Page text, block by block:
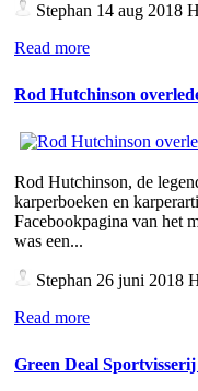
Stephan 14 aug 2018
Read more
Rod Hutchinson
Rod Hutchinson, de
karperboeken en
Facebookpagina van het
was een...
Stephan 26 juni 2018
Read more
Green Deal